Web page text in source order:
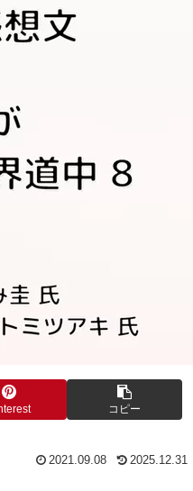
コピー
2021.09.08 2025.12.31